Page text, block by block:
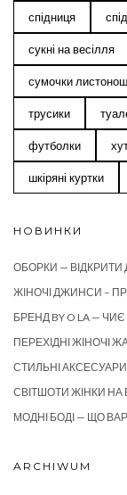
спідниця
сукні на весілля
сумочки
трусики
футболки
шкіряні куртки
НОВИНКИ
ОБОРКИ —
ЖІНОЧІ ДЖИНСИ –
БРЕНД BY O LA —
ПЕРЕХІДНІ ЖІНОЧІ
СТИЛЬНІ
СВІТШОТИ ЖІНКИ
МОДНІ БОДІ — ЩО
ARCHIWUM